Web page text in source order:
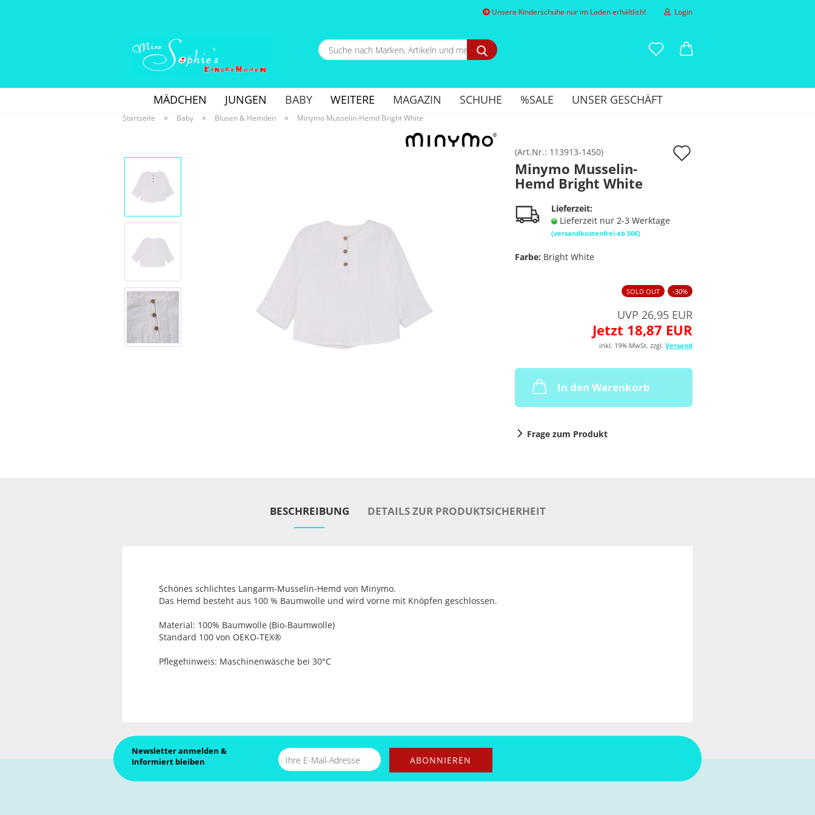
Unsere Kinderschuhe nur im Laden erhältlich! Login
Konto erstellen
Suche
nach
und
mehr...
MÄDCHEN JUNGEN BABY MAGAZIN SCHUHE %SALE UNSER GESCHÄFT
WEITERE
Startseite » Baby » Blusen & Hemden » Minymo Musselin-Hemd Bright White
(Art.Nr.: 113913-1450)
Minymo Musselin-
Hemd Bright White
Lieferzeit:
Lieferzeit nur 2-3 Werktage
(versandkostenfrei ab 50€)
Farbe: Bright White
SOLD OUT -30%
UVP 26,95 EUR
Jetzt 18,87 EUR
inkl. 19% MwSt. zzgl. Versand
In den Warenkorb
Frage zum Produkt
BESCHREIBUNG DETAILS ZUR PRODUKTSICHERHEIT
Schönes schlichtes Langarm-Musselin-Hemd von Minymo.
Das Hemd besteht aus 100 % Baumwolle und wird vorne mit Knöpfen geschlossen.
Material: 100% Baumwolle (Bio-Baumwolle)
Standard 100 von OEKO-TEX®
Pflegehinweis: Maschinenwäsche bei 30°C
Newsletter anmelden &
Informiert bleiben